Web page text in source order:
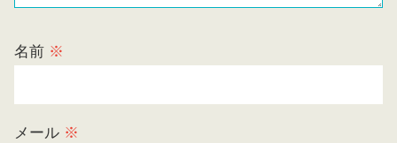
名前 ※
メール ※